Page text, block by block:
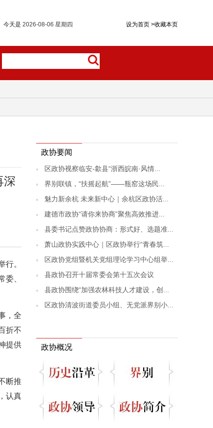
设为首页 >收藏本页
今天是 2026-08-06 星期四
深
行。
委、
，全
折不
提供
断推
认真
政协要闻
区政协视察临安-歙县“浙西皖南·风情...
界别联镇，“扶摇起航”——瓶窑这场民...
魅力新余杭 未来新中心｜余杭区政协活...
建德市政协“请你来协商”聚焦高效推进...
县委书记点赞政协协商：形式好、选题准...
萧山政协实践中心｜区政协举行“青春筑...
区政协党组暨机关党组理论学习中心组举...
县政协召开十届常委会第十五次会议
县政协围绕“加强农林科技人才建设，创...
区政协清波街道委员小组、无党派界别小...
政协概况